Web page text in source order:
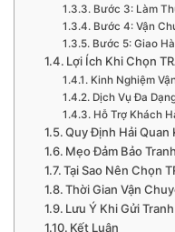
Bước 3: Làm
Bước 4: Vận
Bước 5: Giao
Lợi Ích Khi Chọn
Kinh Nghiệm
Dịch Vụ Đa
Hỗ Trợ Khách
Quy Định Hải Quan
Mẹo Đảm Bảo
Tại Sao Nên Chọn
Thời Gian Vận
Lưu Ý Khi Gửi
Kết Luận